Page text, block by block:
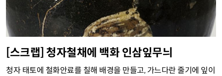
[스크랩] 청자철채에 백화 인삼잎무늬
청자 태토에 철화안료를 칠해 배경을 만들고, 가느다란 줄기에 잎이